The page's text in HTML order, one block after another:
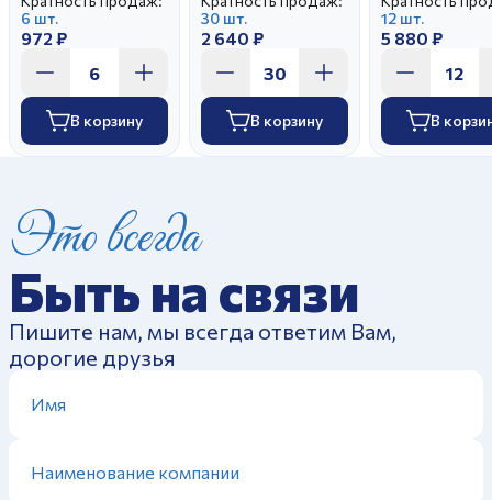
6 шт.
972 ₽
В корзину
30 шт.
2 640 ₽
В корзину
12 шт.
5 880 ₽
В
Это всегда
Быть на связи
Пишите нам, мы всегда ответим Вам,
дорогие друзья